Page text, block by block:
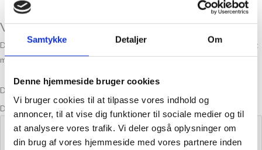
Samtykke Detaljer Om
Denne hjemmeside bruger cookies
Vi bruger cookies til at tilpasse vores indhold og
annoncer, til at vise dig funktioner til sociale medier og til
at analysere vores trafik. Vi deler også oplysninger om
din brug af vores hjemmeside med vores partnere inden
Vær den første til at anmelde “Tweed Oak”
Din e-mailadresse vil ikke blive publiceret.
Krævede felter er markeret
med*
Din bedømmelse
Din anmeldelse